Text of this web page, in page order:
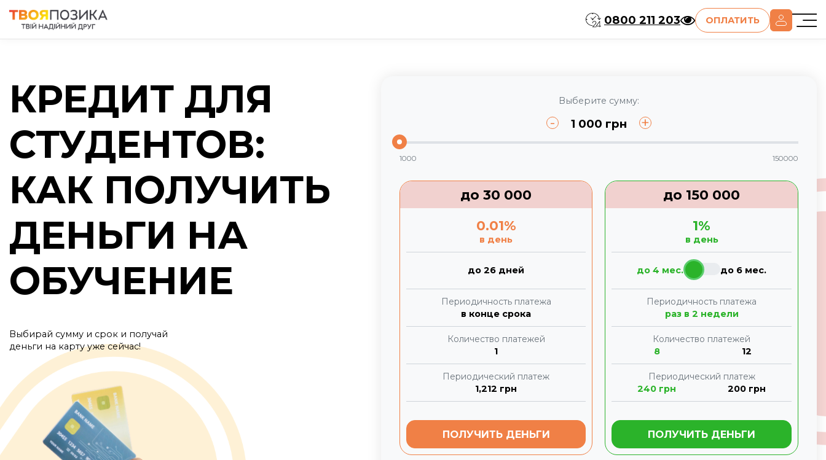
0800 211 203 ОПЛАТИТЬ
КРЕДИТ ДЛЯ
СТУДЕНТОВ:
КАК ПОЛУЧИТЬ
ДЕНЬГИ НА
ОБУЧЕНИЕ
Выбирай сумму и срок и получай
деньги на карту уже сейчас!
Выберите сумму:
- 1 000 грн +
1000 150000
до30 000
0.01%
в день
до 26 дней
Периодичность платежа
в конце срока
Количество платежей
1
Периодический платеж
1,212 грн
ПОЛУЧИТЬ ДЕНЬГИ
до 150 000
1%
в день
до 4 мес. до 6 мес.
Периодичность платежа
раз в 2 недели
Количество платежей
8
12
Периодический платеж
240 грн 200грн
ПОЛУЧИТЬ ДЕНЬГИ